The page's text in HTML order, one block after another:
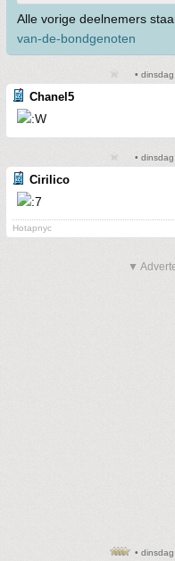
Alle vorige deelnemers
van-de-bondgenoten
•
Chanel5
•
Cirilico
Hotapnyc
▼
•